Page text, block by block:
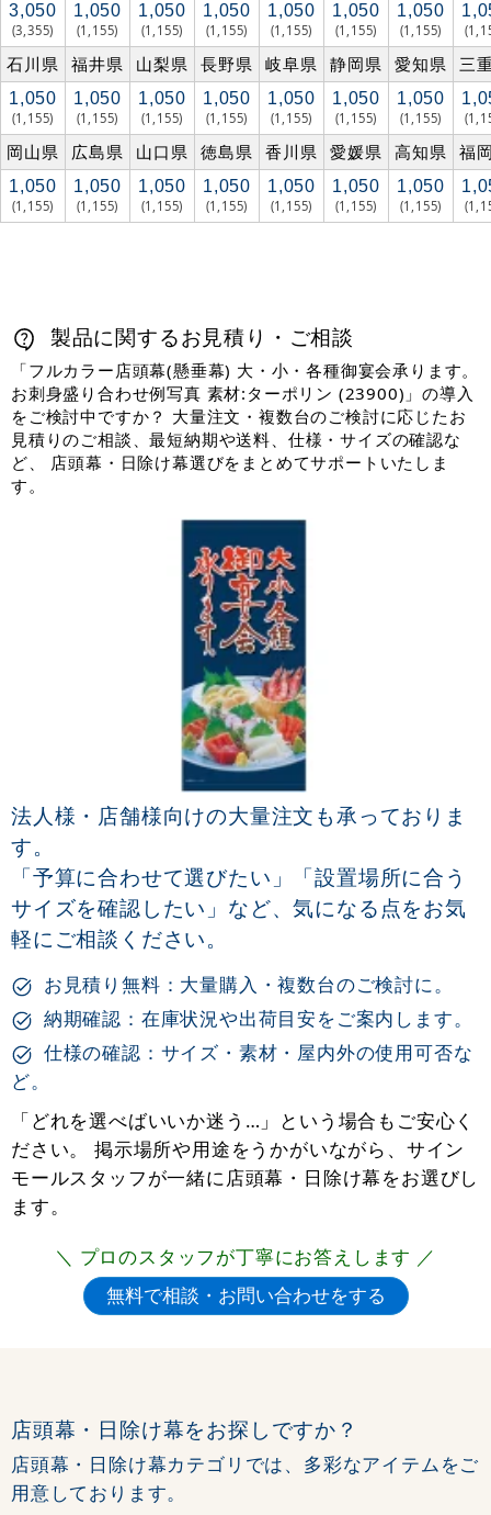
3,050
(3,355)
1,050
(1,155)
1,050
(1,155)
1,050
(1,155)
1,050
(1,155)
1,050
(1,155)
1,050
(1,155)
石川県 福井県 山梨県 長野県 岐阜県 静岡県 愛知県 三
1,050
(1,155)
1,050
(1,155)
1,050
(1,155)
1,050
(1,155)
1,050
(1,155)
1,050
(1,155)
1,050
(1,155)
岡山県 広島県 山口県 徳島県 香川県 愛媛県 高知県 福
1,050
(1,155)
1,050
(1,155)
1,050
(1,155)
1,050
(1,155)
1,050
(1,155)
1,050
(1,155)
1,050
(1,155)
製品に関するお見積り・ご相談
「フルカラー店頭幕(懸垂幕) 大・小・各種御宴会承ります。
お刺身盛り合わせ例写真 素材:ターポリン (23900)」の導入
をご検討中ですか？ 大量注文・複数台のご検討に応じたお
見積りのご相談、最短納期や送料、仕様・サイズの確認な
ど、 店頭幕・日除け幕選びをまとめてサポートいたしま
す。
法人様・店舗様向けの大量注文も承っておりま
す。
「予算に合わせて選びたい」「設置場所に合う
サイズを確認したい」など、気になる点をお気
軽にご相談ください。
お見積り無料：大量購入・複数台のご検討に。
納期確認：在庫状況や出荷目安をご案内します。
仕様の確認：サイズ・素材・屋内外の使用可否な
ど。
「どれを選べばいいか迷う…」という場合もご安心く
ださい。 掲示場所や用途をうかがいながら、サイン
モールスタッフが一緒に店頭幕・日除け幕をお選びし
ます。
＼ プロのスタッフが丁寧にお答えします ／
店頭幕・日除け幕をお探しですか？
店頭幕・日除け幕カテゴリでは、多彩なアイテムをご
用意しております。